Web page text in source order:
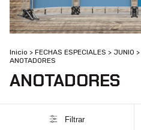
Inicio > FECHAS ESPECIALES > JUNIO >
ANOTADORES
ANOTADORES
Filtrar